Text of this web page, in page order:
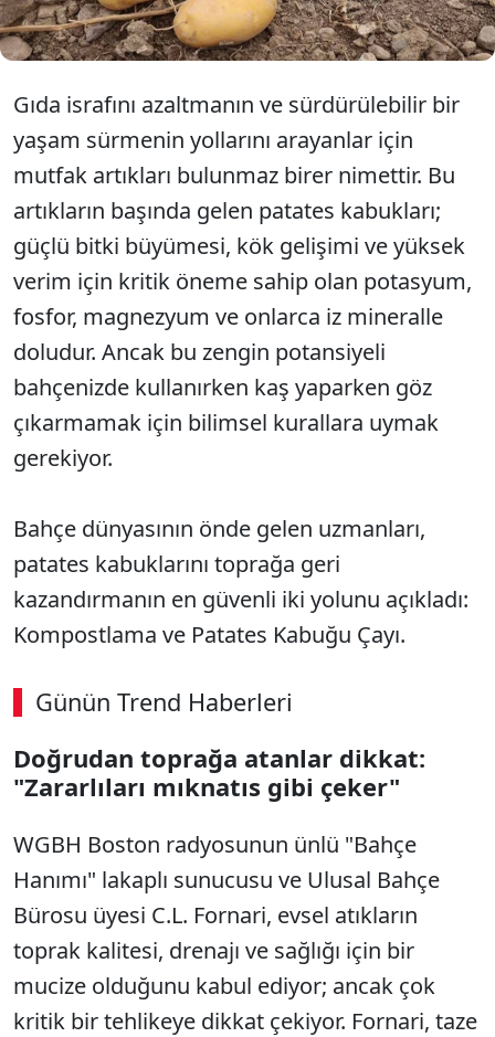
zehirleyebilir.
Gıda israfını azaltmanın ve sürdürülebilir bir
yaşam sürmenin yollarını arayanlar için
mutfak artıkları bulunmaz birer nimettir. Bu
artıkların başında gelen patates kabukları;
güçlü bitki büyümesi, kök gelişimi ve yüksek
verim için kritik öneme sahip olan potasyum,
fosfor, magnezyum ve onlarca iz mineralle
doludur. Ancak bu zengin potansiyeli
bahçenizde kullanırken kaş yaparken göz
çıkarmamak için bilimsel kurallara uymak
gerekiyor.
Bahçe dünyasının önde gelen uzmanları,
patates kabuklarını toprağa geri
kazandırmanın en güvenli iki yolunu açıkladı:
Kompostlama ve Patates Kabuğu Çayı.
Günün Trend Haberleri
SÖZCÜ SON DAKİKA
Doğrudan toprağa atanlar dikkat:
"Zararlıları mıknatıs gibi çeker"
WGBH Boston radyosunun ünlü "Bahçe
Hanımı" lakaplı sunucusu ve Ulusal Bahçe
Bürosu üyesi C.L. Fornari, evsel atıkların
toprak kalitesi, drenajı ve sağlığı için bir
mucize olduğunu kabul ediyor; ancak çok
kritik bir tehlikeye dikkat çekiyor. Fornari, taze